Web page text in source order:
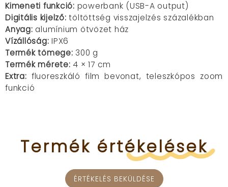
Kimeneti funkció: powerbank (USB-A output)
Digitális kijelző: töltöttség visszajelzés százalékban
Anyag: alumínium ötvözet ház
Vízállóság: IPX6
Termék tömege: 300 g
Termék mérete: 4 × 17 cm
Extra: fluoreszkáló film bevonat, teleszkópos zoom
funkció
Termék értékelések
ÉRTÉKELÉS BEKÜLDÉSE